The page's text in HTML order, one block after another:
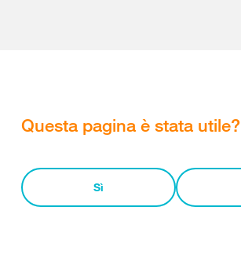
Questa pagina è stata utile?
Sì